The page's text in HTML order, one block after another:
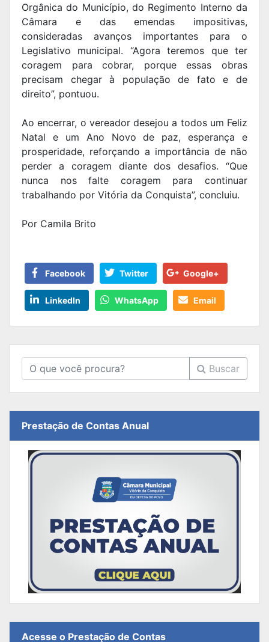
Orgânica do Município, do Regimento Interno da
Câmara e das emendas impositivas,
consideradas avanços importantes para o
Legislativo municipal. “Agora teremos que ter
coragem para cobrar, porque essas obras
precisam chegar à população de fato e de
direito”, pontuou.
Ao encerrar, o vereador desejou a todos um Feliz
Natal e um Ano Novo de paz, esperança e
prosperidade, reforçando a importância de não
perder a coragem diante dos desafios. “Que
nunca nos falte coragem para continuar
trabalhando por Vitória da Conquista”, concluiu.
Por Camila Brito
Facebook Twitter Google+
LinkedIn WhatsApp Email
Buscar
Prestação de Contas Anual
Acesse o Prestação de Contas